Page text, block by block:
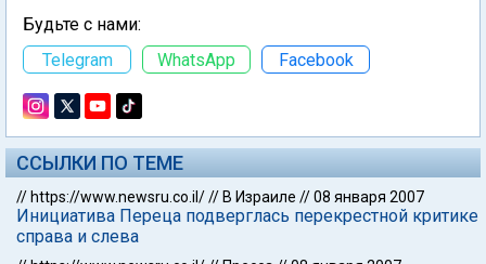
Будьте с нами:
Telegram
WhatsApp Facebook
ССЫЛКИ ПО ТЕМЕ
// https://www.newsru.co.il/// В Израиле //08 января 2007
Инициатива Переца подверглась перекрестной критике
справа и слева